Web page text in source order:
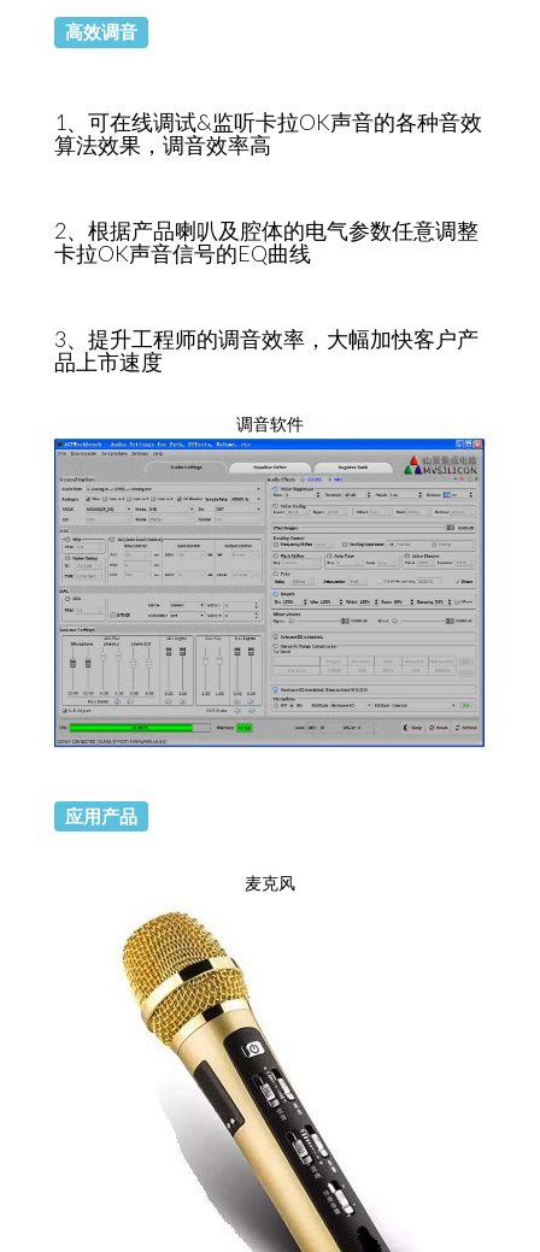
高效调音
1、可在线调试&监听卡拉OK声音的各种音效
算法效果，调音效率高
2、根据产品喇叭及腔体的电气参数任意调整
卡拉OK声音信号的EQ曲线
3、提升工程师的调音效率，大幅加快客户产
品上市速度
调音软件
应用产品
麦克风